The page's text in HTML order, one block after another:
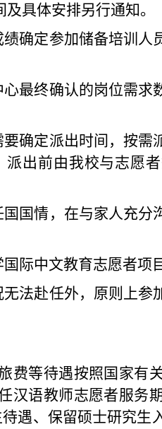
具体安排另行通知。
确定参加储备培训人
最终确认的岗位需求
确定派出时间，按需
派出前由我校与志愿
国情，在与家人充分
际中文教育志愿者项
法赴任外，原则上参
费等待遇按照国家有
汉语教师志愿者服务
遇、保留硕士研究生